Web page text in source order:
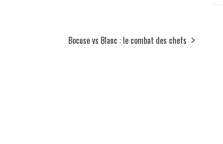
Bocuse vs Blanc : le combat des chefs